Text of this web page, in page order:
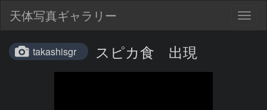
天体写真ギャラリー
takashisgr スピカ食 出現